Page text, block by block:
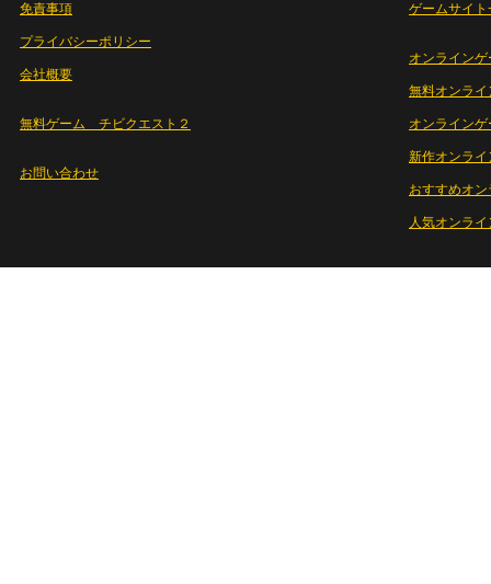
免責事項
プライバシーポリシー
会社概要
無料ゲーム チビクエスト２
お問い合わせ
ゲームサイト
オンラインゲ
無料オンライ
オンライン
新作オンライ
おすすめオ
人気オンラ